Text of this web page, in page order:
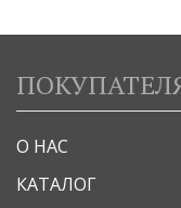
О НАС
КАТАЛОГ